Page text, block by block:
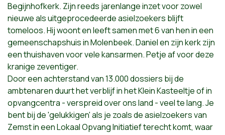
Begijnhofkerk. Zijn reeds jarenlange inzet voor zowel
nieuwe als uitgeprocedeerde asielzoekers blijft
tomeloos. Hij woont en leeft samen met 6 van hen in een
gemeenschapshuis in Molenbeek. Daniel en zijn kerk zijn
een thuishaven voor vele kansarmen. Petje af voor deze
kranige zeventiger.
Door een achterstand van 13.000 dossiers bij de
ambtenaren duurt het verblijf in het Klein Kasteeltje of in
opvangcentra - verspreid over ons land - veel te lang. Je
bent bij de 'gelukkigen' als je zoals de asielzoekers van
Zemst in een Lokaal Opvang Initiatief terecht komt, waar